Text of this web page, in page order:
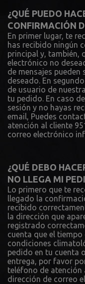
¿QUÉ PUEDO
CONFIRMACIÓN
En primer lugar, te
has recibido ningún
principal y, también,
electrónico no
de mensajes
deseado. En
de usuario de
tu pedido. En caso
sesión y no hayas
email, Puedes
atención al cliente
correo electrónico
¿QUÉ DEBO
NO LLEGA MI
Lo primero que te
llegado la
recibido
la dirección que
registrado
cuenta que el
condiciones
pedido en tu cuenta
entrega, por favor
teléfono de atención
dirección de correo